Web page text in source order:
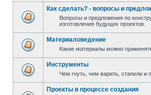
Как сделать? - вопросы и
Вопросы и предложения по
изготовления будущих проектов.
Материаловедение
Какие материалы можно
Инструменты
Чем гнуть, чем варить, стапели и
Проекты в процессе создания